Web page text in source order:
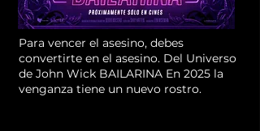
Para vencer el asesino, debes
convertirte en el asesino. Del Universo
de John Wick BAILARINA En 2025 la
venganza tiene un nuevo rostro.